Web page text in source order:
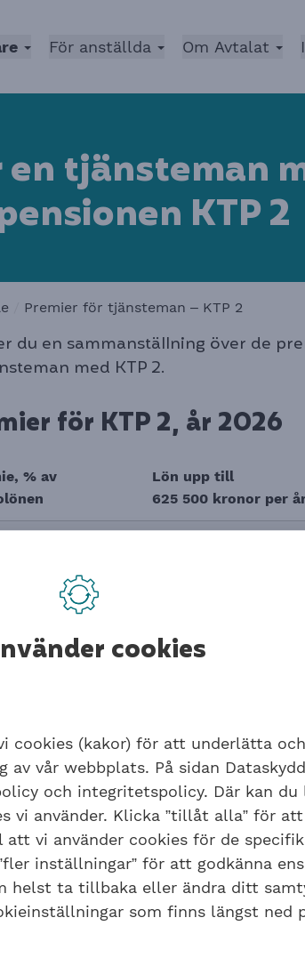
För anställda Om Avtalat
tjänsteman
KTP2
Premier för tjänsteman – KTP 2
du en sammanställning över de
med KTP 2.
för KTP 2, år 2026
% av
Lön upp till
625 500 kronor per
35 kronor per månad
storlek på premien. Flera
intjänad pension och
med månaden innan den anställda
% av
Lön upp 444 000 kronor
cookies
cookies (kakor) för att underlätta och
av vår webbplats. På sidan
och integritetspolicy. Där kan du
vi använder. Klicka ”tillåt alla” för att
vi använder cookies för de
inställningar” för att godkänna
helst ta tillbaka eller ändra ditt
som finns längst ned